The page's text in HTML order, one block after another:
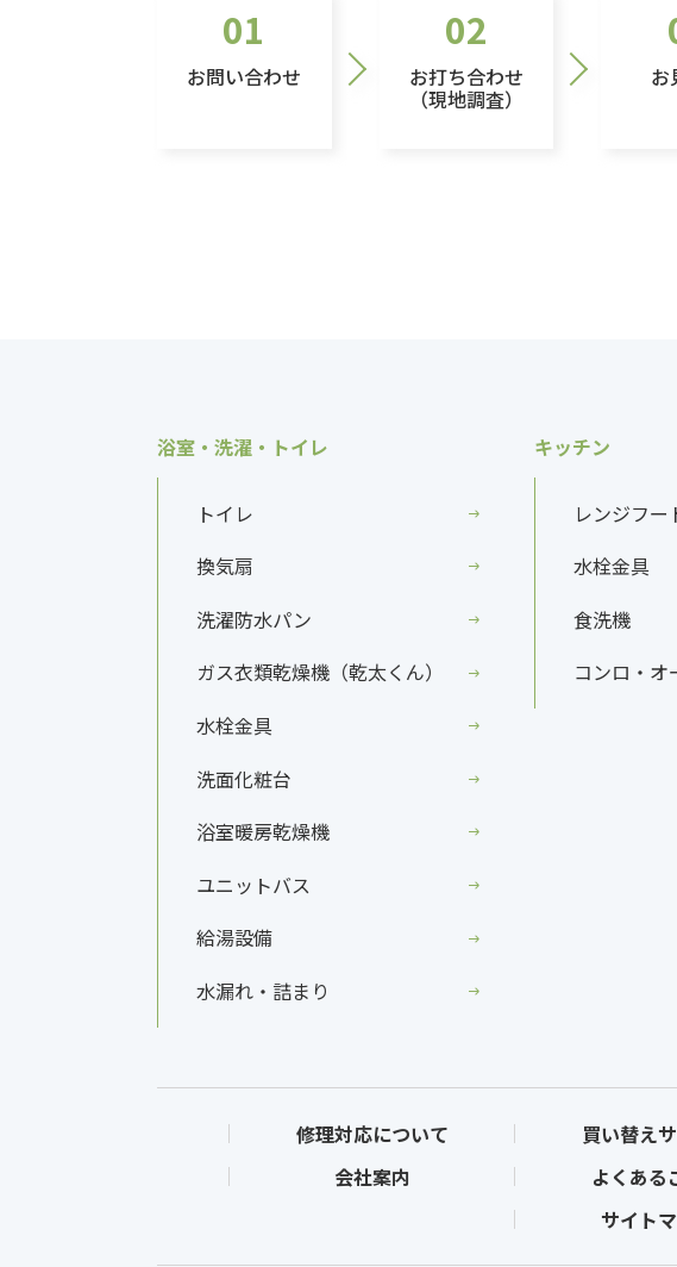
01
お問い合わせ
02
お打ち合わせ
（現地調査）
お
浴室・洗濯・トイレ
トイレ
換気扇
洗濯防水パン
ガス衣類乾燥機（乾太くん）
水栓金具
洗面化粧台
浴室暖房乾燥機
ユニットバス
給湯設備
水漏れ・詰まり
キッチン
レンジフー
水栓金具
食洗機
コンロ・オ
修理対応について 買い替え
会社案内
よくある
サイト